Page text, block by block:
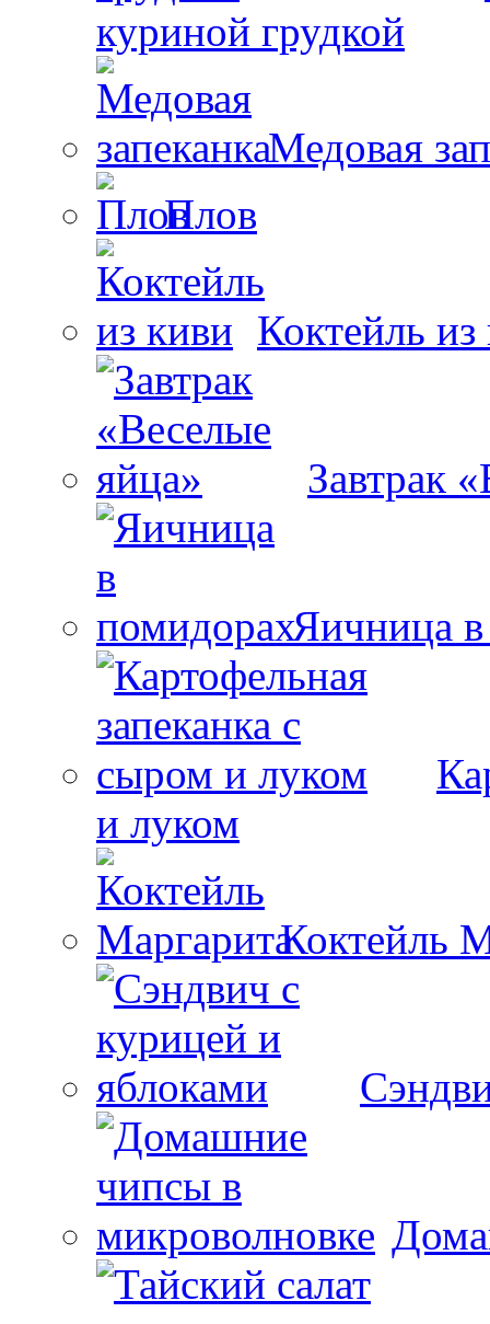
куриной грудкой
Медовая
Плов
Коктейль из
Завтрак
Яичница
и луком
Коктейль